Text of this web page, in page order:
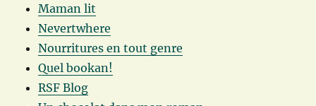
Maman lit
Nevertwhere
Nourritures en tout genre
Quel bookan!
RSF Blog